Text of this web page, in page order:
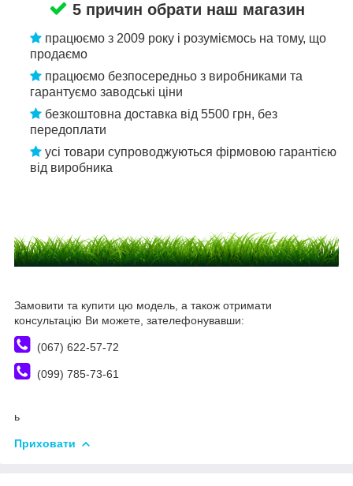
5 причин обрати наш магазин
працюємо з 2009 року і розуміємось на тому, що
продаємо
працюємо безпосередньо з виробниками та
гарантуємо заводські ціни
безкоштовна доставка від 5500 грн, без
передоплати
усі товари супроводжуються фірмовою гарантією
від виробника
Замовити та купити цю модель, а також отримати
консультацію Ви можете, зателефонувавши:
(067) 622-57-72
(099) 785-73-61
ь
Приховати